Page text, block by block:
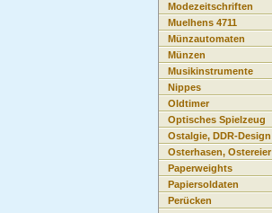
Modezeitschriften
Muelhens 4711
Münzautomaten
Münzen
Musikinstrumente
Nippes
Oldtimer
Optisches Spielzeug
Ostalgie, DDR-Design
Osterhasen, Ostereier
Paperweights
Papiersoldaten
Perücken